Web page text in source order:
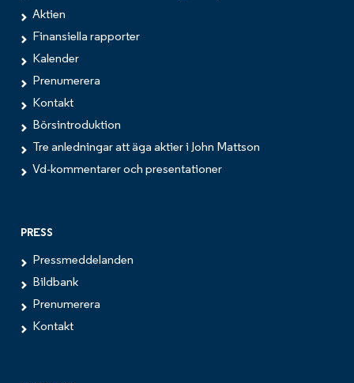
Aktien
Finansiella rapporter
Kalender
Prenumerera
Kontakt
Börsintroduktion
Tre anledningar att äga aktier i John Mattson
Vd-kommentarer och presentationer
PRESS
Pressmeddelanden
Bildbank
Prenumerera
Kontakt